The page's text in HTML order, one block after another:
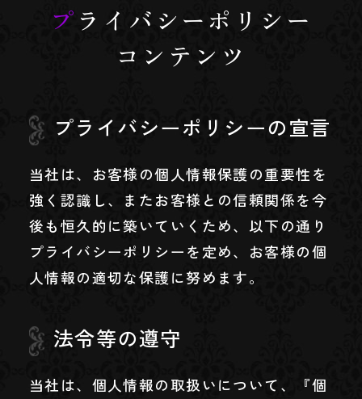
プライバシーポリシー
コンテンツ
プライバシーポリシーの宣言
当社は、お客様の個人情報保護の重要性を
強く認識し、またお客様との信頼関係を今
後も恒久的に築いていくため、以下の通り
プライバシーポリシーを定め、お客様の個
人情報の適切な保護に努めます。
法令等の遵守
当社は、個人情報の取扱いについて、『個